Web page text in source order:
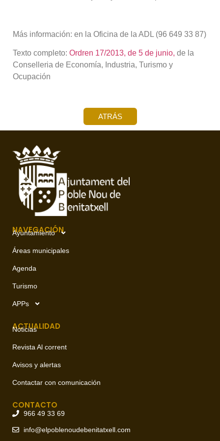
Más información: en la Oficina de la ADL (96 649 33 87)
Texto completo: Ordren 17/2013, de 5 de junio, de la
Conselleria de Economía, Industria, Turismo y
Ocupación
ATRÁS
NAVEGACIÓN
Ayuntamiento
Áreas municipales
Agenda
Turismo
APPs
ACTUALIDAD
Noticias
Revista Al corrent
Avisos y alertas
Contactar con comunicación
CONTACTO
966 49 33 69
info@elpoblenoudebenitatxell.com